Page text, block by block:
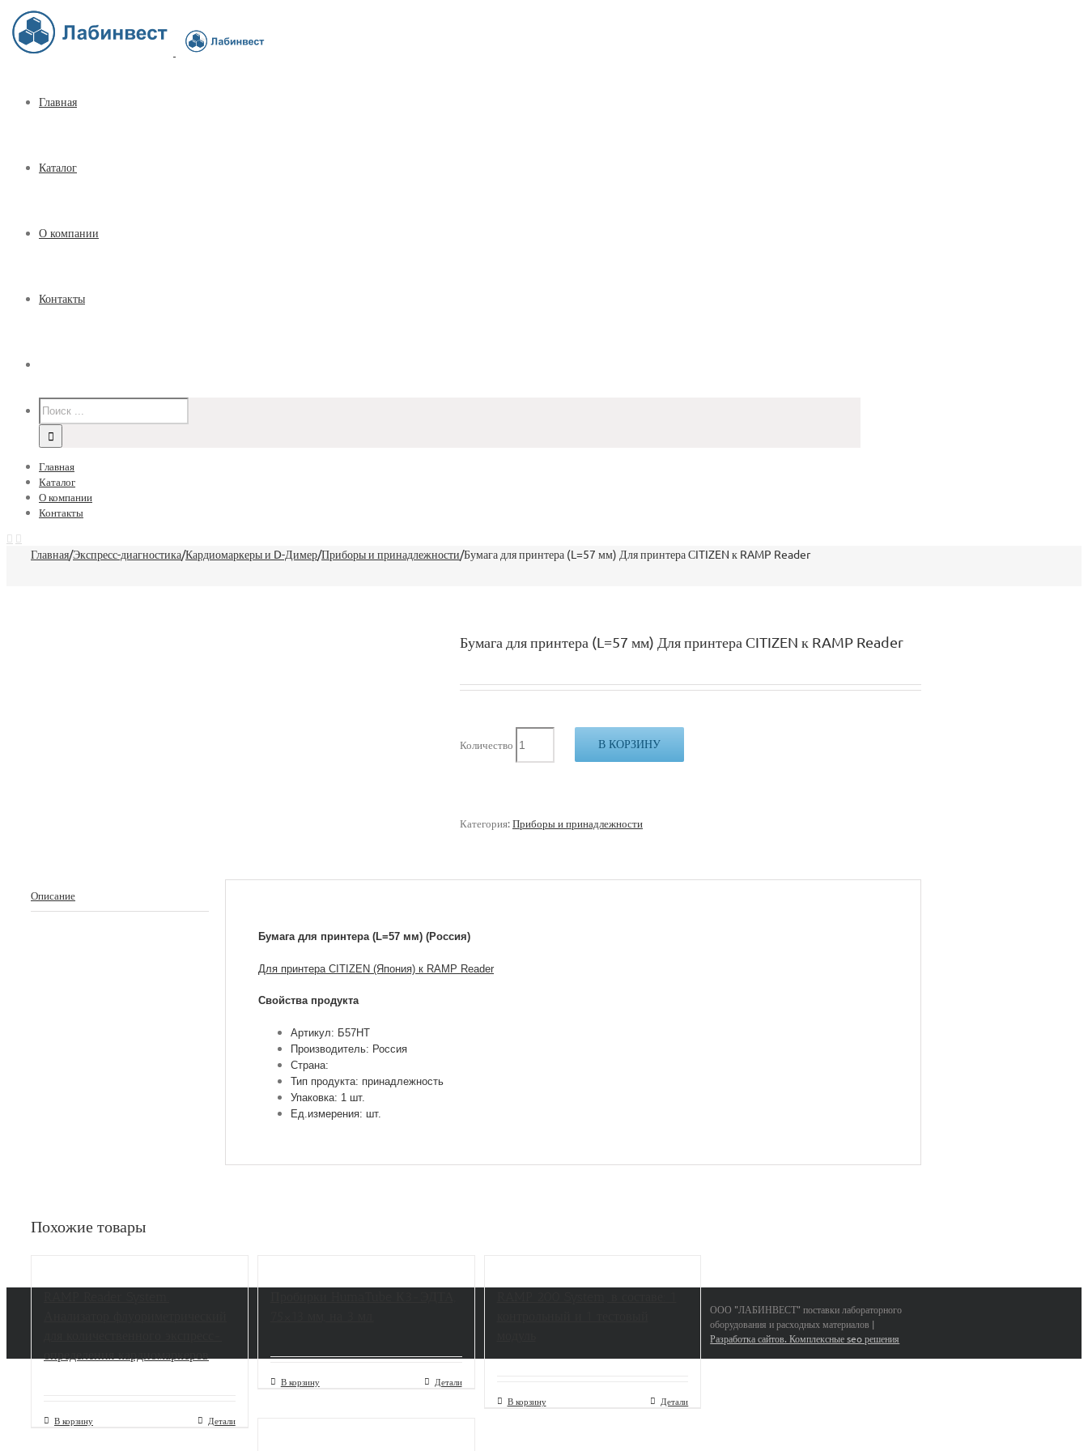
Главная
Каталог
О компании
Контакты
Главная
Каталог
О компании
Контакты
Главная/Экспресс-диагностика/Кардиомаркеры и D-Димер/Приборы и принадлежности/Бумага для принтера (L=57 мм) Для принтера СITIZEN к RAMP Reader
Бумага для принтера (L=57 мм) Для принтера СITIZEN к RAMP Reader
Количество В КОРЗИНУ
Категория:Приборы и принадлежности
Описание
Бумага для принтера (L=57 мм) (Россия)
Для принтера СITIZEN (Япония) к RAMP Reader
Свойства продукта
Артикул: Б57НТ
Производитель: Россия
Страна:
Тип продукта: принадлежность
Упаковка: 1 шт.
Ед.измерения: шт.
Похожие товары
В корзину Детали
В корзину Детали
В корзину Детали
ООО "ЛАБИНВЕСТ" поставки лабораторного
оборудования и расходных материалов |
Разработка сайтов. Комплексные seo решения